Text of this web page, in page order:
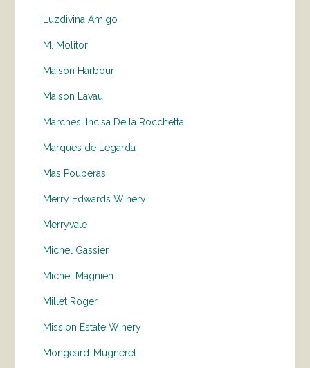
Luzdivina Amigo
M. Molitor
Maison Harbour
Maison Lavau
Marchesi Incisa Della Rocchetta
Marques de Legarda
Mas Pouperas
Merry Edwards Winery
Merryvale
Michel Gassier
Michel Magnien
Millet Roger
Mission Estate Winery
Mongeard-Mugneret